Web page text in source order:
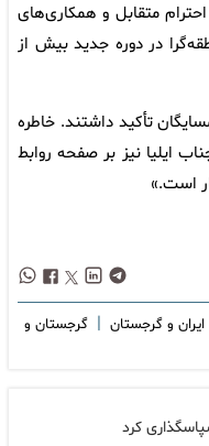
احترام متقابل و همکاری‌های
در دوره جدید بیش از
تأکید داشتند. خاطره
ایلیا نیز بر صفحه روابط
است.»
ایران و گرجستان | گرجستان و
کرد